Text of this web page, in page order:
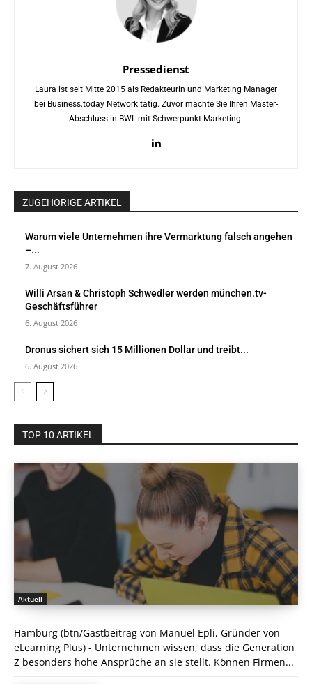
Pressedienst
Laura ist seit Mitte 2015 als Redakteurin und Marketing Manager
bei Business.today Network tätig. Zuvor machte Sie Ihren Master-
Abschluss in BWL mit Schwerpunkt Marketing.
ZUGEHÖRIGE ARTIKEL
Warum viele Unternehmen ihre Vermarktung falsch angehen
–...
7. August 2026
Willi Arsan & Christoph Schwedler werden münchen.tv-
Geschäftsführer
6. August 2026
Dronus sichert sich 15 Millionen Dollar und treibt...
6. August 2026
TOP 10 ARTIKEL
Aktuell
Hamburg (btn/Gastbeitrag von Manuel Epli, Gründer von
eLearning Plus) - Unternehmen wissen, dass die Generation
Z besonders hohe Ansprüche an sie stellt. Können Firmen...